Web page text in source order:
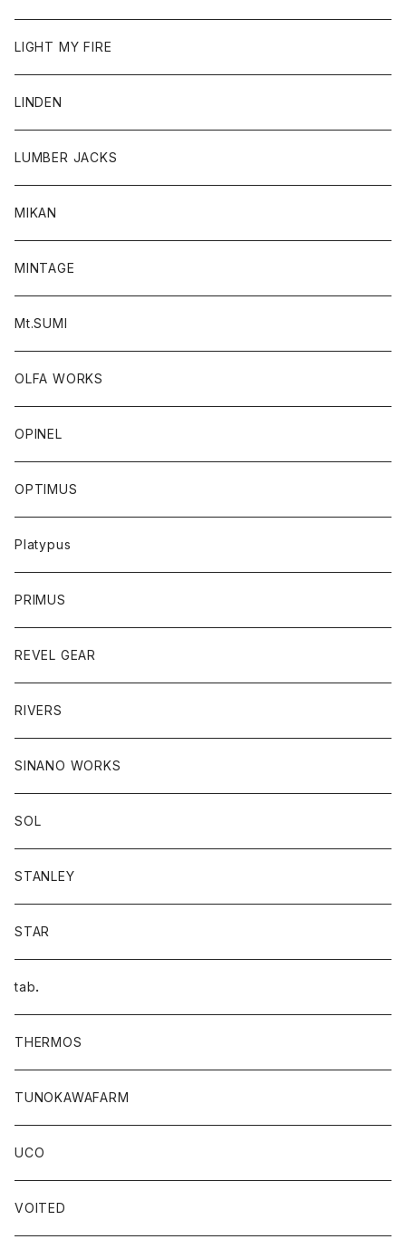
LIGHT MY FIRE
LINDEN
LUMBER JACKS
MIKAN
MINTAGE
Mt.SUMI
OLFA WORKS
OPINEL
OPTIMUS
Platypus
PRIMUS
REVEL GEAR
RIVERS
SINANO WORKS
SOL
STANLEY
STAR
tab．
THERMOS
TUNOKAWAFARM
UCO
VOITED